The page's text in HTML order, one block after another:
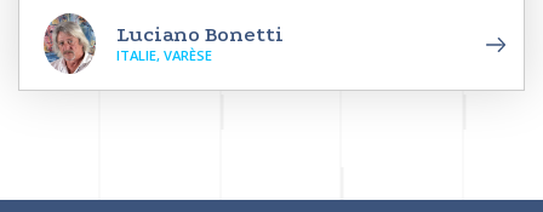
Luciano Bonetti
ITALIE, VARÈSE